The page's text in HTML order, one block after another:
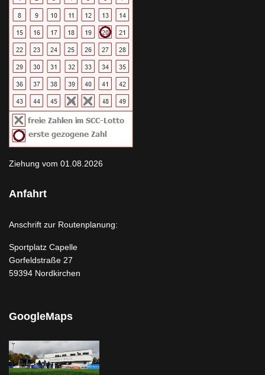
Ziehung vom 01.08.2026
Anfahrt
Anschrift zur Routenplanung:
Sportplatz Capelle
Gorfeldstraße 27
59394 Nordkirchen
GoogleMaps